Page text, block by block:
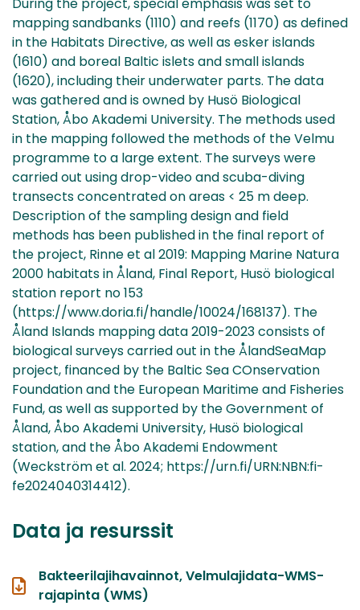
Data ja resurssit
Bakteerilajihavainnot, Velmulajidata-WMS-
rajapinta (WMS)